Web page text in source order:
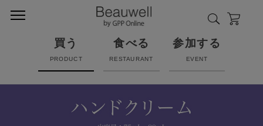
買う
PRODUCT
食べる
RESTAURANT
参加する
EVENT